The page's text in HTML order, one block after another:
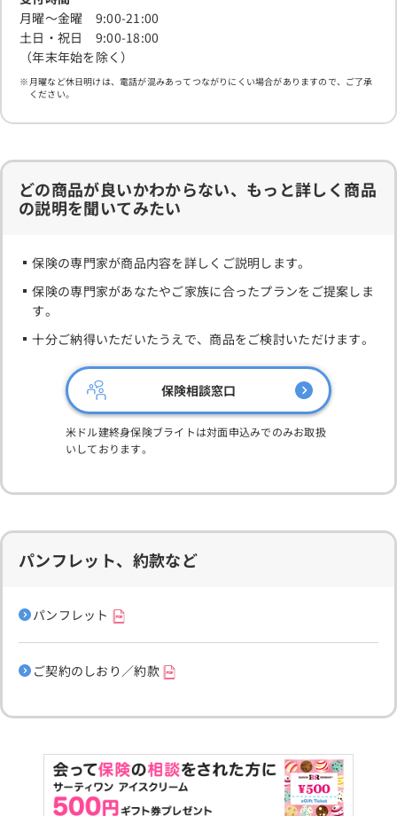
月曜～金曜 9:00-21:00
土日・祝日 9:00-18:00
（年末年始を除く）
月曜など休日明けは、電話が混みあってつながりにくい場合がありますので、ご了承
ください。
どの商品が良いかわからない、もっと詳しく商品
の説明を聞いてみたい
保険の専門家が商品内容を詳しくご説明します。
保険の専門家があなたやご家族に合ったプランをご提案しま
す。
十分ご納得いただいたうえで、商品をご検討いただけます。
保険相談窓口
米ドル建終身保険ブライトは対面申込みでのみお取扱
いしております。
パンフレット、約款など
パンフレット
ご契約のしおり／約款